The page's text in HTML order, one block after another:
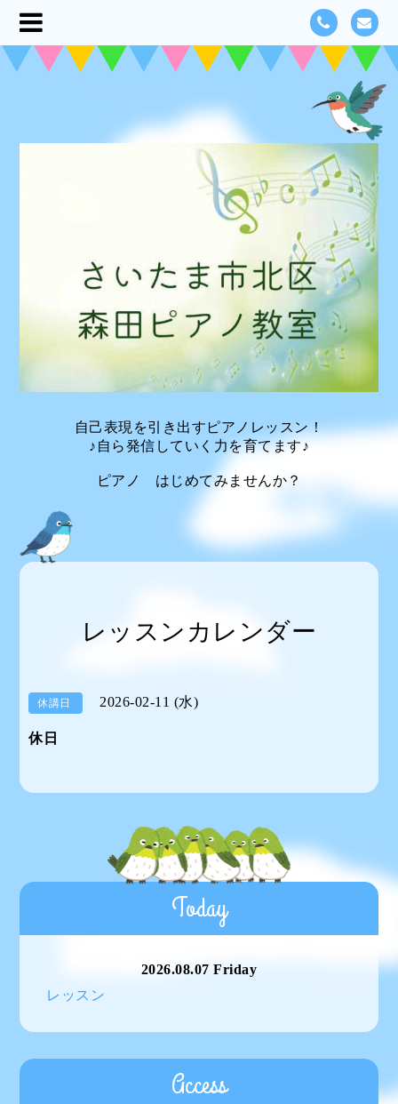
自己表現を引き出すピアノレッスン！
♪自ら発信していく力を育てます♪
ピアノ はじめてみませんか？
レッスンカレンダー
休講日 2026-02-11 (水)
休日
Today
2026.08.07 Friday
レッスン
Access